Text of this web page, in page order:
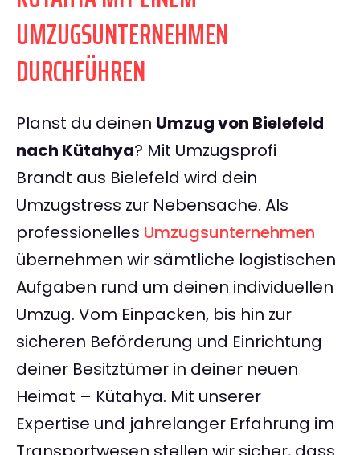
UMZUGSUNTERNEHMEN
DURCHFÜHREN
Planst du deinen Umzug von Bielefeld
nach Kütahya? Mit Umzugsprofi
Brandt aus Bielefeld wird dein
Umzugstress zur Nebensache. Als
professionelles Umzugsunternehmen
übernehmen wir sämtliche logistischen
Aufgaben rund um deinen individuellen
Umzug. Vom Einpacken, bis hin zur
sicheren Beförderung und Einrichtung
deiner Besitztümer in deiner neuen
Heimat – Kütahya. Mit unserer
Expertise und jahrelanger Erfahrung im